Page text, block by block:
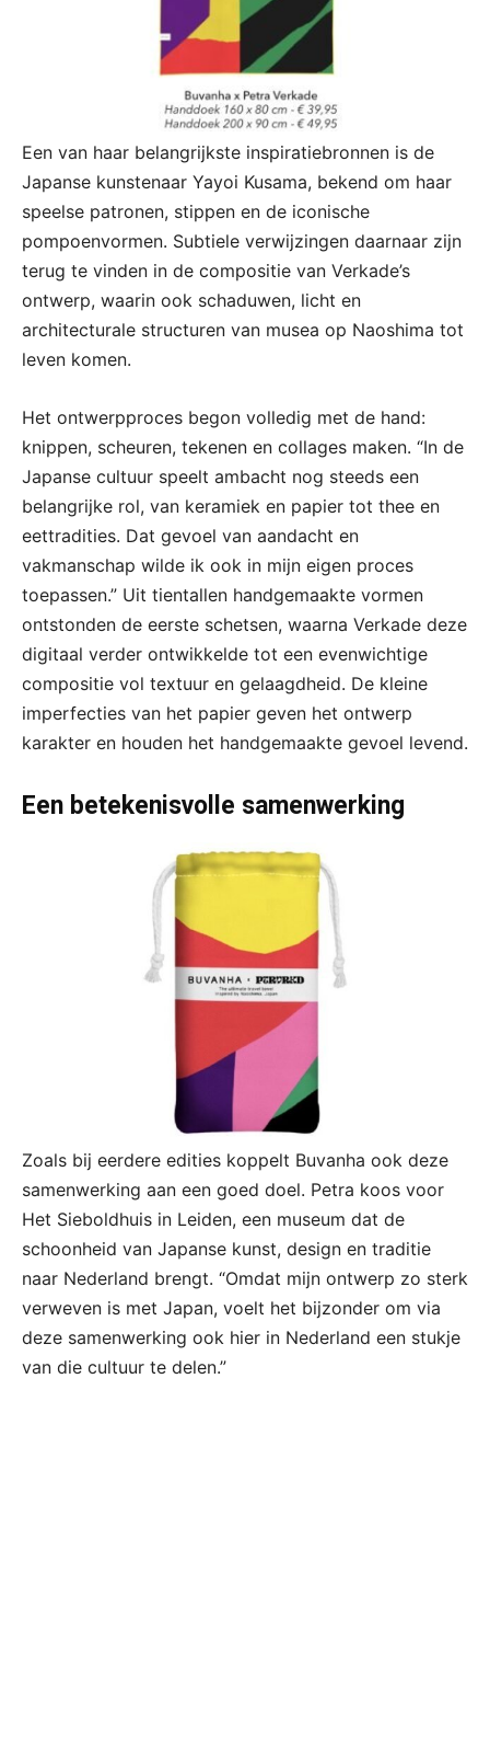
Een van haar belangrijkste inspiratiebronnen is de
Japanse kunstenaar Yayoi Kusama, bekend om haar
speelse patronen, stippen en de iconische
pompoenvormen. Subtiele verwijzingen daarnaar zijn
terug te vinden in de compositie van Verkade’s
ontwerp, waarin ook schaduwen, licht en
architecturale structuren van musea op Naoshima tot
leven komen.
Het ontwerpproces begon volledig met de hand:
knippen, scheuren, tekenen en collages maken. “In de
Japanse cultuur speelt ambacht nog steeds een
belangrijke rol, van keramiek en papier tot thee en
eettradities. Dat gevoel van aandacht en
vakmanschap wilde ik ook in mijn eigen proces
toepassen.” Uit tientallen handgemaakte vormen
ontstonden de eerste schetsen, waarna Verkade deze
digitaal verder ontwikkelde tot een evenwichtige
compositie vol textuur en gelaagdheid. De kleine
imperfecties van het papier geven het ontwerp
karakter en houden het handgemaakte gevoel levend.
Een betekenisvolle samenwerking
Zoals bij eerdere edities koppelt Buvanha ook deze
samenwerking aan een goed doel. Petra koos voor
Het Sieboldhuis in Leiden, een museum dat de
schoonheid van Japanse kunst, design en traditie
naar Nederland brengt. “Omdat mijn ontwerp zo sterk
verweven is met Japan, voelt het bijzonder om via
deze samenwerking ook hier in Nederland een stukje
van die cultuur te delen.”